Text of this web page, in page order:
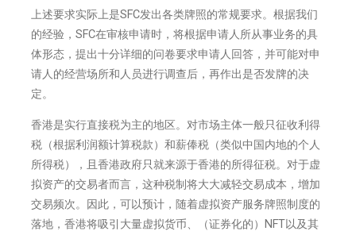
上述要求实际上是SFC发出各类牌照的常规要求。根据我们
的经验，SFC在审核申请时，将根据申请人所从事业务的具
体形态，提出十分详细的问卷要求申请人回答，并可能对申
请人的经营场所和人员进行调查后，再作出是否发牌的决
定。
香港是实行直接税为主的地区。对市场主体一般只征收利得
税（根据利润额计算税款）和薪俸税（类似中国内地的个人
所得税），且香港政府只就来源于香港的所得征税。对于虚
拟资产的交易者而言，这种税制将大大减轻交易成本，增加
交易频次。因此，可以预计，随着虚拟资产服务牌照制度的
落地，香港将吸引大量虚拟货币、（证券化的）NFT以及其